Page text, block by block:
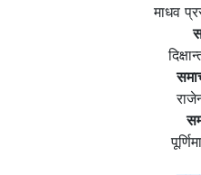
माधव